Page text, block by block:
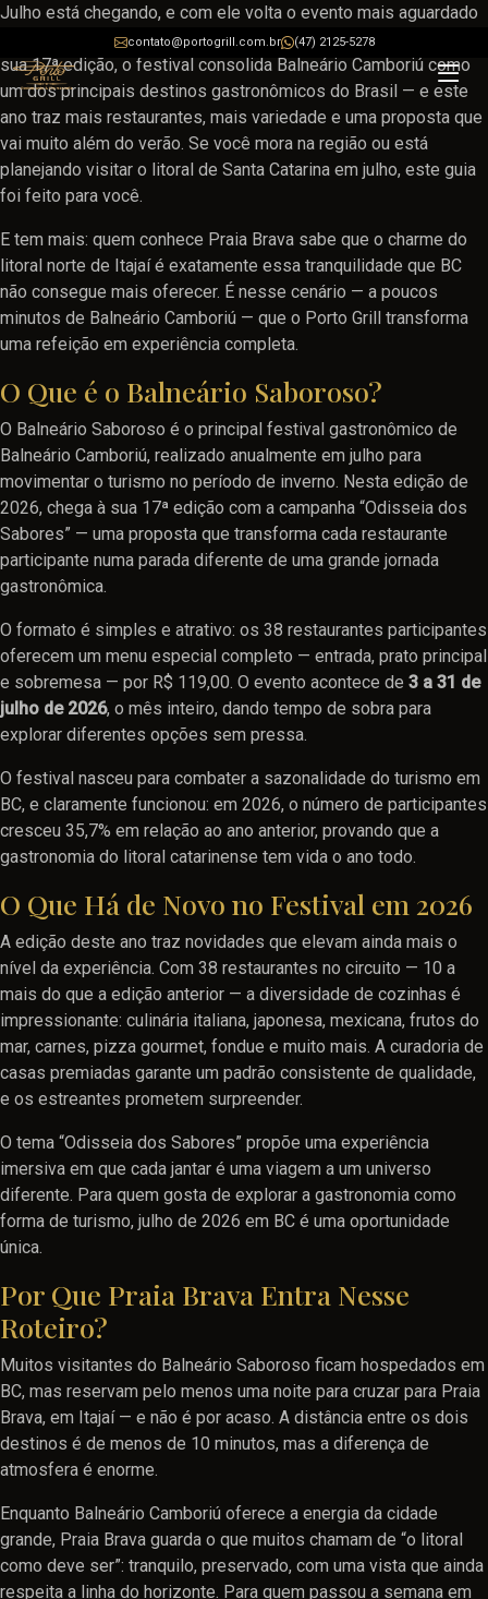
contato@portogrill.com.br (47) 2125-5278
Julho está chegando, e com ele volta o evento mais aguardado
da gastronomia catarinense: oBalneário Saboroso 2026
sua 17ª edição, o festival consolida Balneário Camboriú como
um dos principais destinos gastronômicos do Brasil — e este
ano traz mais restaurantes, mais variedade e uma proposta que
vai muito além do verão. Se você mora na região ou está
planejando visitar o litoral de Santa Catarina em julho, este guia
foi feito para você.
E tem mais: quem conhece Praia Brava sabe que o charme do
litoral norte de Itajaí é exatamente essa tranquilidade que BC
não consegue mais oferecer. É nesse cenário — a poucos
minutos de Balneário Camboriú — que o Porto Grill transforma
uma refeição em experiência completa.
O Que é o Balneário Saboroso?
O Balneário Saboroso é o principal festival gastronômico de
Balneário Camboriú, realizado anualmente em julho para
movimentar o turismo no período de inverno. Nesta edição de
2026, chega à sua 17ª edição com a campanha “Odisseia dos
Sabores” — uma proposta que transforma cada restaurante
participante numa parada diferente de uma grande jornada
gastronômica.
O formato é simples e atrativo: os 38 restaurantes participantes
oferecem um menu especial completo — entrada, prato principal
e sobremesa — por R$ 119,00. O evento acontece de 3 a 31 de
julho de 2026, o mês inteiro, dando tempo de sobra para
explorar diferentes opções sem pressa.
O festival nasceu para combater a sazonalidade do turismo em
BC, e claramente funcionou: em 2026, o número de participantes
cresceu 35,7% em relação ao ano anterior, provando que a
gastronomia do litoral catarinense tem vida o ano todo.
O Que Há de Novo no Festival em 2026
A edição deste ano traz novidades que elevam ainda mais o
nível da experiência. Com 38 restaurantes no circuito — 10 a
mais do que a edição anterior — a diversidade de cozinhas é
impressionante: culinária italiana, japonesa, mexicana, frutos do
mar, carnes, pizza gourmet, fondue e muito mais. A curadoria de
casas premiadas garante um padrão consistente de qualidade,
e os estreantes prometem surpreender.
O tema “Odisseia dos Sabores” propõe uma experiência
imersiva em que cada jantar é uma viagem a um universo
diferente. Para quem gosta de explorar a gastronomia como
forma de turismo, julho de 2026 em BC é uma oportunidade
única.
Por Que Praia Brava Entra Nesse
Roteiro?
Muitos visitantes do Balneário Saboroso ficam hospedados em
BC, mas reservam pelo menos uma noite para cruzar para Praia
Brava, em Itajaí — e não é por acaso. A distância entre os dois
destinos é de menos de 10 minutos, mas a diferença de
atmosfera é enorme.
Enquanto Balneário Camboriú oferece a energia da cidade
grande, Praia Brava guarda o que muitos chamam de “o litoral
como deve ser”: tranquilo, preservado, com uma vista que ainda
respeita a linha do horizonte. Para quem passou a semana em